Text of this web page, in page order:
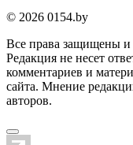
© 2026 0154.by
Все права защищены и
Редакция не несет
комментариев и
сайта. Мнение
авторов.